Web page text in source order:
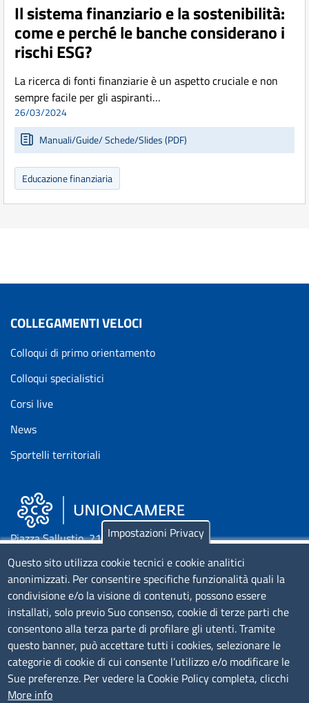
Il sistema finanziario e la sostenibilità:
come e perché le banche considerano i
rischi ESG?
La ricerca di fonti finanziarie è un aspetto cruciale e non
sempre facile per gli aspiranti…
26/03/2024
Manuali/Guide/ Schede/Slides (PDF)
Educazione finanziaria
COLLEGAMENTI VELOCI
Colloqui di primo orientamento
Colloqui specialistici
Corsi live
News
Sportelli territoriali
Piazza Sallustio, 21 - 00187 Roma
EMAIL: info.sni@unioncamere.it
C.F.: 01484460587
P.Iva: 01000211001
SERVIZIO REALIZZATO DA
Impostazioni Privacy
Questo sito utilizza cookie tecnici e cookie analitici
anonimizzati. Per consentire specifiche funzionalità quali la
condivisione e/o la visione di contenuti, possono essere
installati, solo previo Suo consenso, cookie di terze parti che
consentono alla terza parte di profilare gli utenti. Tramite
questo banner, può accettare tutti i cookies, selezionare le
categorie di cookie di cui consente l’utilizzo e/o modificare le
Sue preferenze. Per vedere la Cookie Policy completa, clicchi
More info